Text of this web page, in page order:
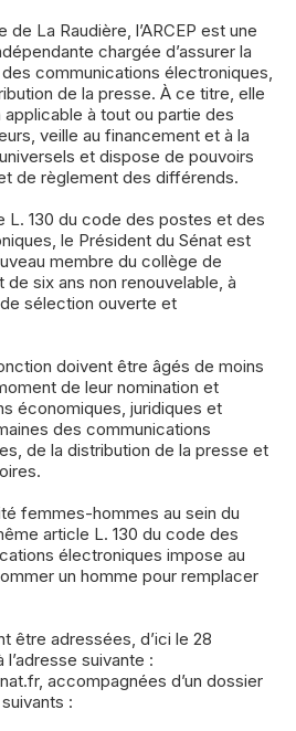
La Raudière, l’ARCEP est une
chargée d’assurer la
communications électroniques,
de la presse. À ce titre, elle
à tout ou partie des
veille au financement et à la
et dispose de pouvoirs
de règlement des différends.
L. 130 du code des postes et des
le Président du Sénat est
membre du collège de
de six ans non renouvelable, à
de sélection ouverte et
doivent être âgés de moins
de leur nomination et
économiques, juridiques et
des communications
de la distribution de la presse et
femmes-hommes au sein du
article L. 130 du code des
électroniques impose au
un homme pour remplacer
être adressées, d’ici le 28
suivante :
accompagnées d’un dossier
: